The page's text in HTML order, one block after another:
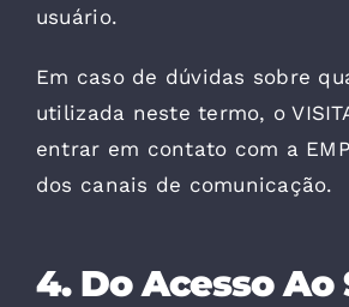
usuário.
Em caso de dúvidas sobre
utilizada neste termo, o
entrar em contato com a
dos canais de comunicação.
4. Do Acesso Ao